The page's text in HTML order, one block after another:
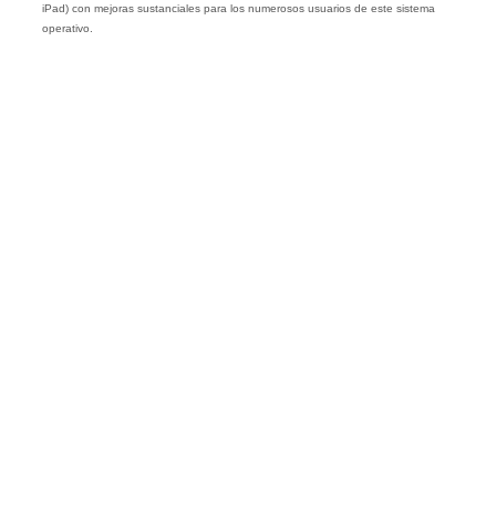
iPad) con mejoras sustanciales para los numerosos usuarios de este sistema
operativo.